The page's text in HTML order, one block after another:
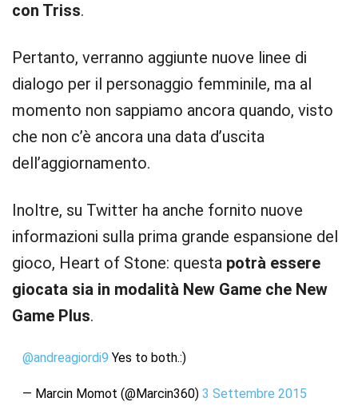
con Triss.
Pertanto, verranno aggiunte nuove linee di
dialogo per il personaggio femminile, ma al
momento non sappiamo ancora quando, visto
che non c’è ancora una data d’uscita
dell’aggiornamento.
Inoltre, su Twitter ha anche fornito nuove
informazioni sulla prima grande espansione del
gioco, Heart of Stone: questa potrà essere
giocata sia in modalità New Game che New
Game Plus.
@andreagiordi9 Yes to both.:)
— Marcin Momot (@Marcin360) 3 Settembre 2015